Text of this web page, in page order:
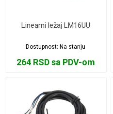
Linearni ležaj LM16UU
Dostupnost: Na stanju
264 RSD sa PDV-om